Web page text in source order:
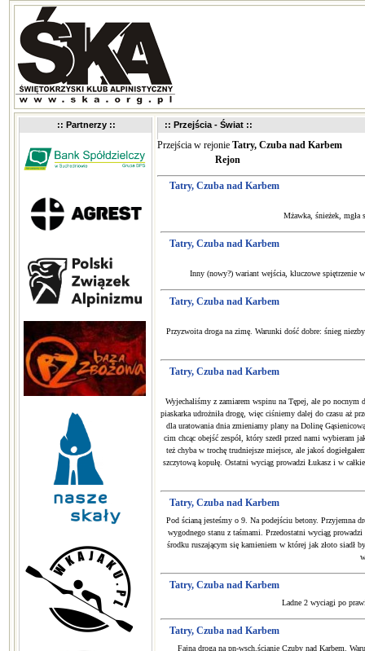
:: Partnerzy :: :: Przejścia - Świat ::
Przejścia w rejonie Tatry, Czuba nad Karbem
Rejon
Tatry, Czuba nad Karbem
Mżawka, śnieżek,
Tatry, Czuba nad Karbem
Inny (nowy?) wariant wejścia, kluczowe spiętrzenie
Tatry, Czuba nad Karbem
Przyzwoita droga na zimę. Warunki dość dobre: śnieg
Tatry, Czuba nad Karbem
Wyjechaliśmy z zamiarem wspinu na Tępej, ale po
piaskarka udrożniła drogę, więc ciśniemy dalej do czasu aż
dla uratowania dnia zmieniamy plany na Dolinę
cim chcąc obejść zespół, który szedł przed nami wybieram
też chyba w trochę trudniejsze miejsce, ale jakoś
szczytową kopułę. Ostatni wyciąg prowadzi Łukasz i w
Tatry, Czuba nad Karbem
Pod ścianą jesteśmy o 9. Na podejściu betony. Przyjemna
wygodnego stanu z taśmami. Przedostatni wyciąg
środku ruszającym się kamieniem w której jak złoto siadł
Tatry, Czuba nad Karbem
Ladne 2 wyciagi po
Tatry, Czuba nad Karbem
Fajna droga na pn-wsch.ścianie Czuby nad Karbem.